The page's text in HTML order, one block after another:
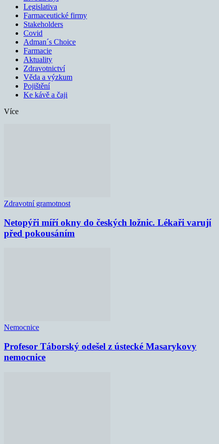
Legislativa
Farmaceutické firmy
Stakeholders
Covid
Adman´s Choice
Farmacie
Aktuality
Zdravotnictví
Věda a výzkum
Pojištění
Ke kávě a čaji
Více
Zdravotní gramotnost
Netopýři míří okny do českých ložnic. Lékaři varují
před pokousáním
Nemocnice
Profesor Táborský odešel z ústecké Masarykovy
nemocnice